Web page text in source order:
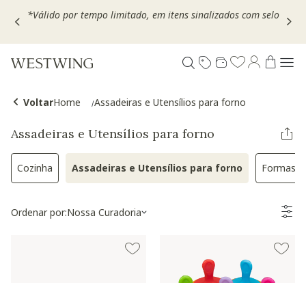
Escolha seu VOUCHER e ganhe até 30% OFF*: useMOVEL30,
VoltarHome Assadeiras e Utensílios para forno
Assadeiras e Utensílios para forno
CozinhaRefinar por Categoria: Cozinha
Assadeiras e Utensílios para forno
Selected AtualmenteFormas
Ordenar por:Nossa Curadoria